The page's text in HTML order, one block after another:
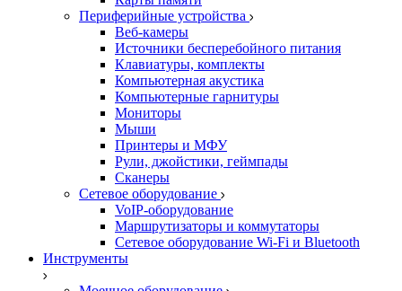
Периферийные устройства
Веб-камеры
Источники бесперебойного питания
Клавиатуры, комплекты
Компьютерная акустика
Компьютерные гарнитуры
Мониторы
Мыши
Принтеры и МФУ
Рули, джойстики, геймпады
Сканеры
Сетевое оборудование
VoIP-оборудование
Маршрутизаторы и коммутаторы
Сетевое оборудование Wi-Fi и Bluetooth
Инструменты